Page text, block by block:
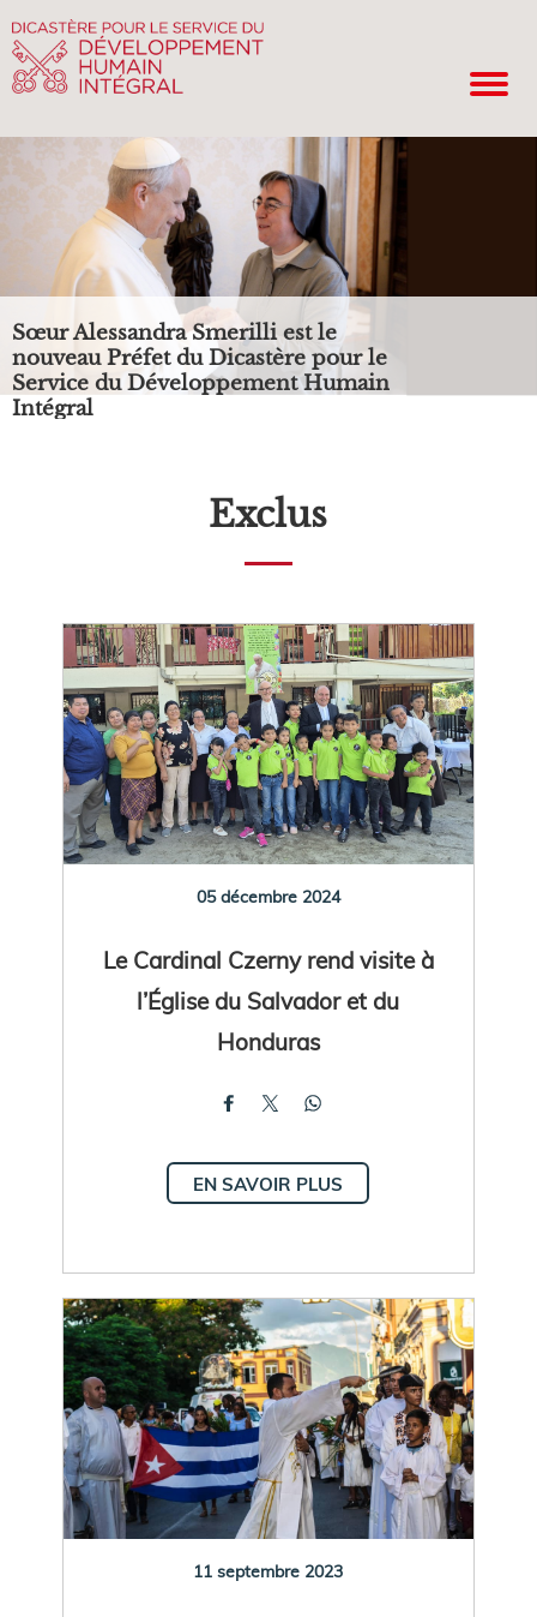
Sœur Alessandra Smerilli est le
nouveau Préfet du Dicastère pour le
Service du Développement Humain
Intégral
Exclus
05 décembre 2024
Le Cardinal Czerny rend visite à
l’Église du Salvador et du
Honduras
EN SAVOIR PLUS
11 septembre 2023